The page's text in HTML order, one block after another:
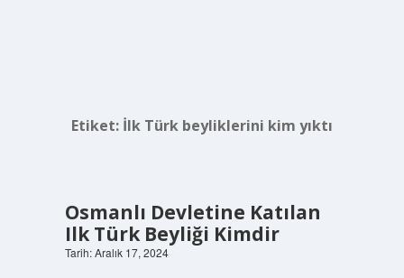
Etiket: İlk Türk beyliklerini kim yıktı
Osmanlı Devletine Katılan
Ilk Türk Beyliği Kimdir
Tarih: Aralık 17, 2024